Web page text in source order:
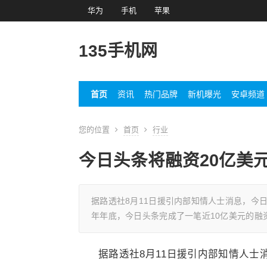
华为 手机 苹果
135手机网
首页 资讯 热门品牌 新机曝光 安卓频道
您的位置 首页 行业
今日头条将融资20亿美
据路透社8月11日援引内部知情人士消息，今
年年底，今日头条完成了一笔近10亿美元的
据路透社8月11日援引内部知情人士